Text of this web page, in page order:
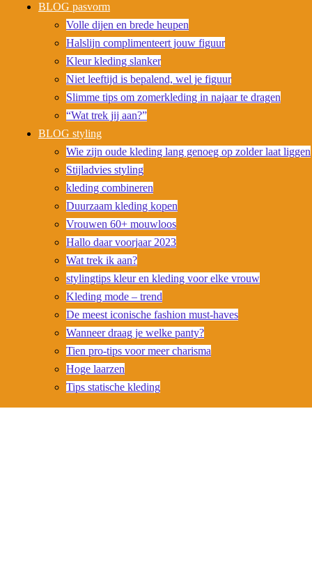
BLOG pasvorm
Volle dijen en brede heupen
Halslijn complimenteert jouw figuur
Kleur kleding slanker
Niet leeftijd is bepalend, wel je figuur
Slimme tips om zomerkleding in najaar te dragen
“Wat trek jij aan?”
BLOG styling
Wie zijn oude kleding lang genoeg op zolder laat liggen
Stijladvies styling
kleding combineren
Duurzaam kleding kopen
Vrouwen 60+ mouwloos
Hallo daar voorjaar 2023
Wat trek ik aan?
stylingtips kleur en kleding voor elke vrouw
Kleding mode – trend
De meest iconische fashion must-haves
Wanneer draag je welke panty?
Tien pro-tips voor meer charisma
Hoge laarzen
Tips statische kleding